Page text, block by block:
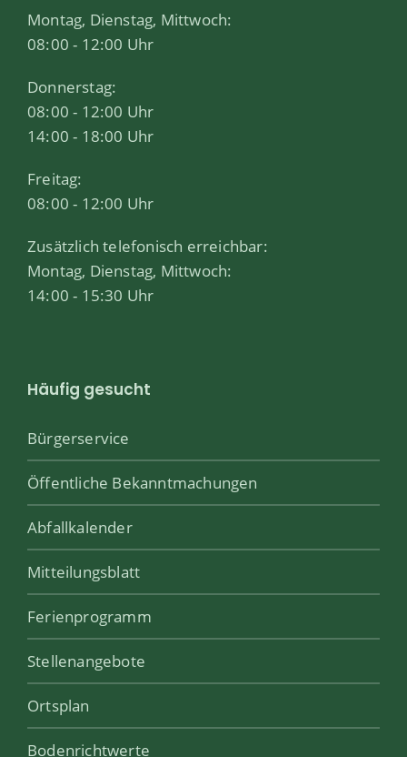
Montag, Dienstag, Mittwoch:
08:00 - 12:00 Uhr
Donnerstag:
08:00 - 12:00 Uhr
14:00 - 18:00 Uhr
Freitag:
08:00 - 12:00 Uhr
Zusätzlich telefonisch erreichbar:
Montag, Dienstag, Mittwoch:
14:00 - 15:30 Uhr
Häufig gesucht
Bürgerservice
Öffentliche Bekanntmachungen
Abfallkalender
Mitteilungsblatt
Ferienprogramm
Stellenangebote
Ortsplan
Bodenrichtwerte